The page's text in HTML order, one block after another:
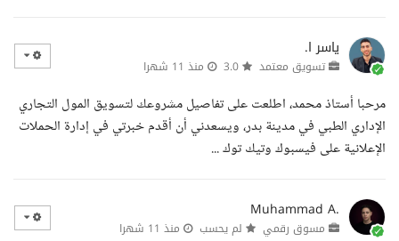
ياسر ا.
تسويق معتمد منذ 11 شهرا
مرحبا أستاذ محمد، اطلعت على تفاصيل مشروعك لتسويق المول التجاري
الإداري الطبي في مدينة بدر، ويسعدني أن أقدم خبرتي في إدارة الحملات
الإعلانية على فيسبوك وتيك توك ...
Muhammad A.
مسوق رقمي لم يحسب منذ 11 شهرا